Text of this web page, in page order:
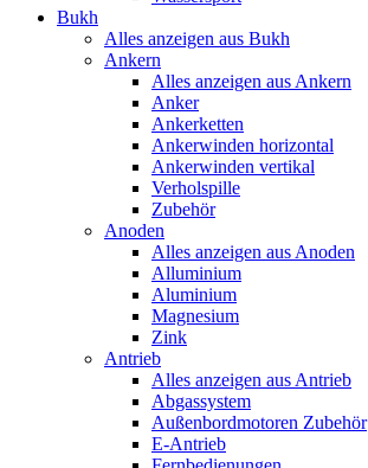
Bukh
Alles anzeigen aus Bukh
Ankern
Alles anzeigen aus Ankern
Anker
Ankerketten
Ankerwinden horizontal
Ankerwinden vertikal
Verholspille
Zubehör
Anoden
Alles anzeigen aus Anoden
Alluminium
Aluminium
Magnesium
Zink
Antrieb
Alles anzeigen aus Antrieb
Abgassystem
Außenbordmotoren Zubehör
E-Antrieb